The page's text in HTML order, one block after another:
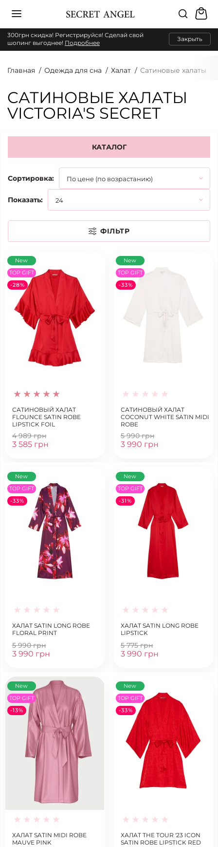
300грн скидка! Регистрируйся! Сделай свой
шопинг выгоднее! Подробнее
Закрыть
Главная Одежда для сна Халат Сатиновые халаты
CАТИНОВЫЕ ХАЛАТЫ
VICTORIA'S SECRET
ФІЛЬТР
КАТАЛОГ
Сортировка:
Показать:
New
TOP GIFT
-28%
САТИНОВЫЙ ХАЛАТ
FLOUNCE SATIN ROBE
LIPSTICK FOIL
4 989 грн
3 585 грн
New
TOP GIFT
-33%
САТИНОВЫЙ ХАЛАТ
COCONUT WHITE SATIN MIDI
ROBE
5 990 грн
3 990 грн
New
TOP GIFT
-33%
ХАЛАТ SATIN LONG ROBE
FLORAL PRINT
5 990 грн
3 990 грн
New
TOP GIFT
-31%
ХАЛАТ SATIN LONG ROBE
LIPSTICK
5 775 грн
3 990 грн
New
TOP GIFT
-13%
ХАЛАТ SATIN MIDI ROBE
MAUVE PINK
New
TOP GIFT
-33%
ХАЛАТ THE TOUR '23 ICON
SATIN ROBE LIPSTICK RED